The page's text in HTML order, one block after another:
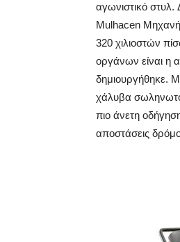
αγωνιστικό στυλ.
Mulhacen
320 χιλιοστών
οργάνων είναι η
δημιουργήθηκε.
χάλυβα σωληνωτό
πιο άνετη
αποστάσεις